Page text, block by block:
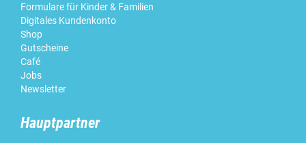
Formulare für Kinder & Familien
Digitales Kundenkonto
Shop
Gutscheine
Café
Jobs
Newsletter
Hauptpartner